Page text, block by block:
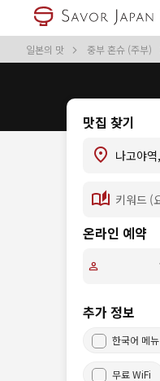
일본의 맛 중부 혼슈 (주부)
맛집 찾기
온라인 예약
추가 정보
한국어 메뉴
무료 WiFi